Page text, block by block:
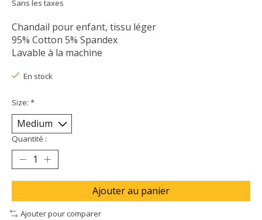
Sans les taxes
Chandail pour enfant, tissu léger
95% Cotton 5% Spandex
Lavable à la machine
En stock
Size: *
Quantité :
Ajouter au panier
Ajouter pour comparer